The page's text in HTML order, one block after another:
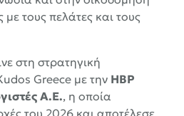
τους πελάτες και τους
στη στρατηγική
Greece με την HBP
Α.Ε., η οποία
του 2026 και αποτέλεσε